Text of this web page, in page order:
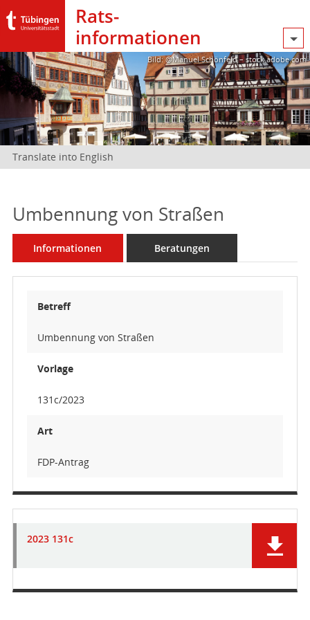
Rats­
informationen
Bild: @Manuel Schönfeld – stock.adobe.com
Translate into English
Umbennung von Straßen
Informationen Beratungen
Betreff
Umbennung von Straßen
Vorlage
131c/2023
Art
FDP-Antrag
2023 131c